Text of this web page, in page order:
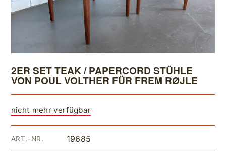
2ER SET TEAK / PAPERCORD STÜHLE
VON POUL VOLTHER FÜR FREM RØJLE
nicht mehr verfügbar
ART.-NR. 19685